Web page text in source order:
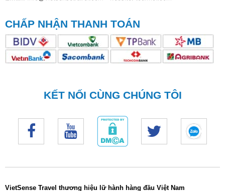
Uy tín được khẳng định bằng những giải thưởng danh giá
- Top Ten Lữ hành hàng đầu Việt Nam 2 năm liên tiếp
- Top 3 Dịch vụ du lịch yêu thích được khách hàng bình chọn
- Bằng khen doanh nghiệp Du lịch tiêu biểu của TP Hà Nội